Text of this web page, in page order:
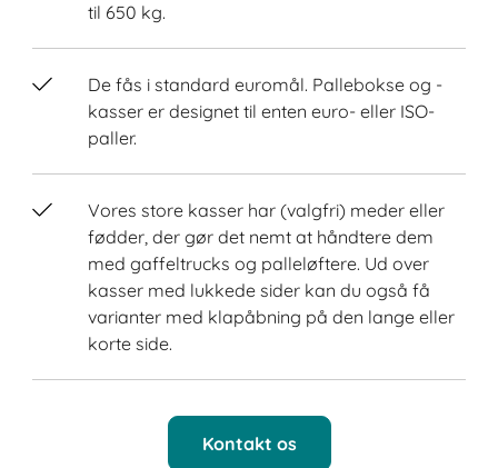
til 650 kg.
De fås i standard euromål. Pallebokse og -
kasser er designet til enten euro- eller ISO-
paller.
Vores store kasser har (valgfri) meder eller
fødder, der gør det nemt at håndtere dem
med gaffeltrucks og palleløftere. Ud over
kasser med lukkede sider kan du også få
varianter med klapåbning på den lange eller
korte side.
Kontakt os